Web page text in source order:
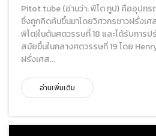
Pitot tube (อ่านว่า: พิโต ทูป) คืออุปกร
ซึ่งถูกคิดค้นขึ้นมาโดยวิศวกรชาวฝรั่งเ
พิโต)ในต้นศตวรรษที่ 18 และได้รับการ
สมัยขึ้นในกลางศตวรรษที่ 19 โดย
ฝรั่งเศส...
อ่านเพิ่มเติม